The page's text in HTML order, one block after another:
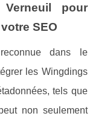
pour
SEO
dans le
les Wingdings
tels que
non seulement